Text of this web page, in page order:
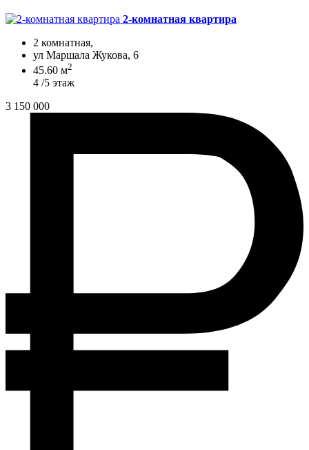
2-комнатная квартира
2 комнатная,
ул Маршала Жукова, 6
45.60 м2
4 /5 этаж
3 150 000